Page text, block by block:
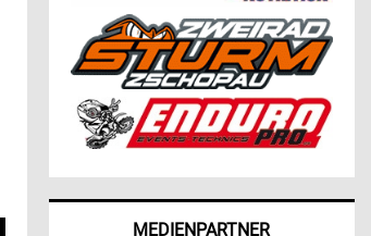
MEDIENPARTNER